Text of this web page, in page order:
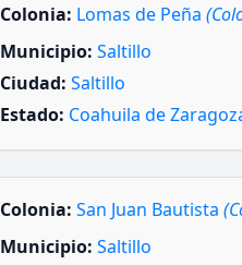
Colonia: Lomas de Peña
Municipio: Saltillo
Ciudad: Saltillo
Estado: Coahuila de
Colonia: San Juan Bautista
Municipio: Saltillo